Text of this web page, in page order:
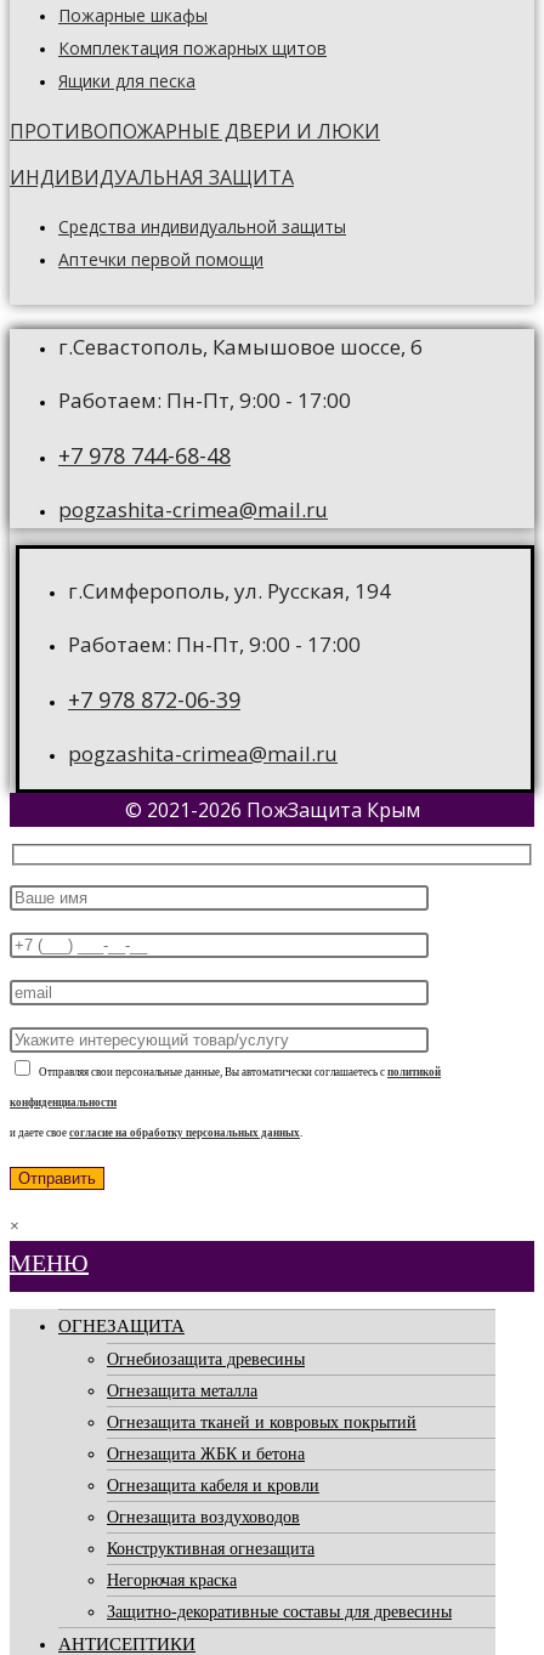
Пожарные шкафы
Комплектация пожарных щитов
Ящики для песка
ПРОТИВОПОЖАРНЫЕ ДВЕРИ И ЛЮКИ
ИНДИВИДУАЛЬНАЯ ЗАЩИТА
Средства индивидуальной защиты
Аптечки первой помощи
г.Севастополь, Камышовое шоссе, 6
Работаем: Пн-Пт, 9:00 - 17:00
+7 978 744-68-48
pogzashita-crimea@mail.ru
г.Симферополь, ул. Русская, 194
Работаем: Пн-Пт, 9:00 - 17:00
+7 978 872-06-39
pogzashita-crimea@mail.ru
© 2021-2026 ПожЗащита Крым
Отправляя свои персональные данные, Вы автоматически соглашаетесь с политикой
конфиденциальности
и даете свое согласие на обработку персональных данных
×
МЕНЮ
ОГНЕЗАЩИТА
Огнебиозащита древесины
Огнезащита металла
Огнезащита тканей и ковровых покрытий
Огнезащита ЖБК и бетона
Огнезащита кабеля и кровли
Огнезащита воздуховодов
Конструктивная огнезащита
Негорючая краска
Защитно-декоративные составы для древесины
АНТИСЕПТИКИ